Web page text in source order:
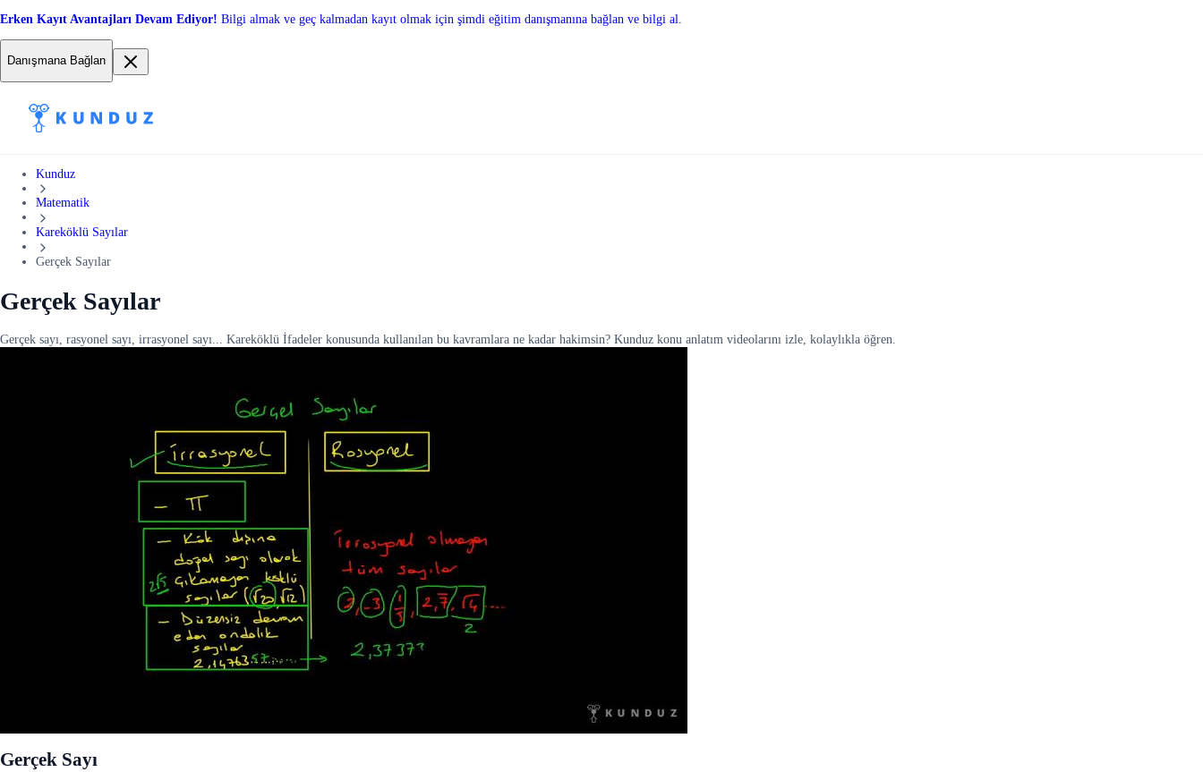
Erken Kayıt Avantajları Devam Ediyor! Bilgi almak ve geç kalmadan kayıt olmak için şimdi eğitim danışmanına bağlan ve bilgi al.
Danışmana Bağlan
Kunduz
Matematik
Kareköklü Sayılar
Gerçek Sayılar
Gerçek Sayılar
Gerçek sayı, rasyonel sayı, irrasyonel sayı... Kareköklü İfadeler konusunda kullanılan bu kavramlara ne kadar hakimsin? Kunduz konu anlatım videolarını izle, kolaylıkla öğren.
Gerçek Sayı